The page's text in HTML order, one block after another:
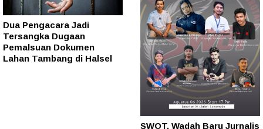
Dua Pengacara Jadi
Tersangka Dugaan
Pemalsuan Dokumen
Lahan Tambang di Halsel
SWOT, Wadah Baru Jurnalis